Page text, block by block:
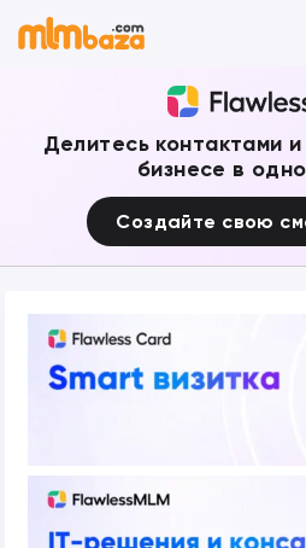
Делитесь контактами
бизнесе в
Создайте свою